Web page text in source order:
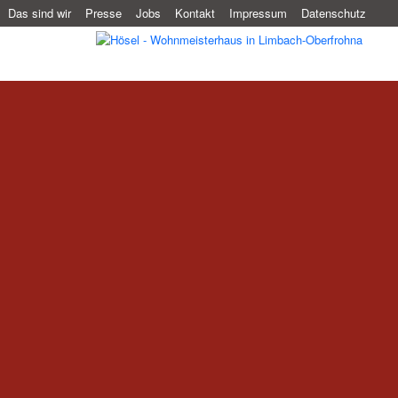
Das sind wir Presse Jobs Kontakt Impressum Datenschutz